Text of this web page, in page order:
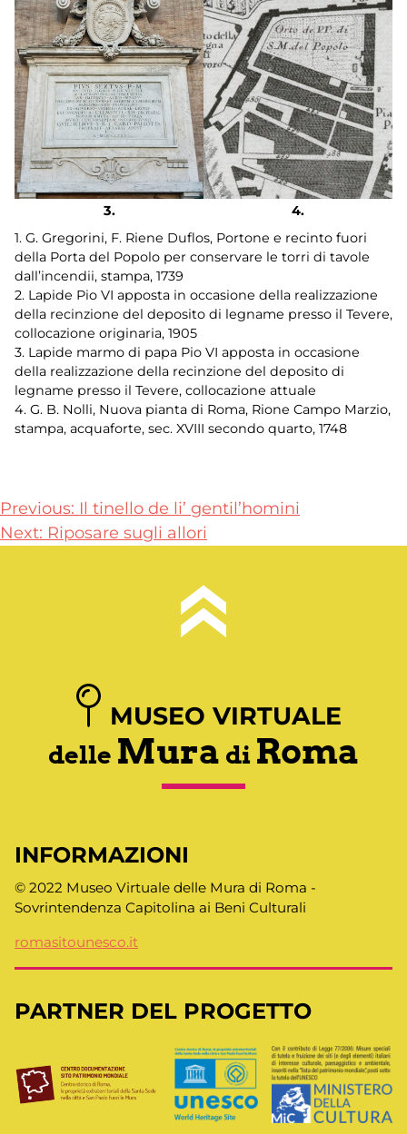
1. G. Gregorini, F. Riene Duflos, Portone e recinto fuori
della Porta del Popolo per conservare le torri di tavole
dall’incendii, stampa, 1739
2. Lapide Pio VI apposta in occasione della realizzazione
della recinzione del deposito di legname presso il Tevere,
collocazione originaria, 1905
3. Lapide marmo di papa Pio VI apposta in occasione
della realizzazione della recinzione del deposito di
legname presso il Tevere, collocazione attuale
4. G. B. Nolli, Nuova pianta di Roma, Rione Campo Marzio,
stampa, acquaforte, sec. XVIII secondo quarto, 1748
Navigazione
articoli
Previous: Il tinello de li’ gentil’homini
Next: Riposare sugli allori
MUSEO VIRTUALE
delle Mura di Roma
INFORMAZIONI
© 2022 Museo Virtuale delle Mura di Roma -
Sovrintendenza Capitolina ai Beni Culturali
romasitounesco.it
PARTNER DEL PROGETTO